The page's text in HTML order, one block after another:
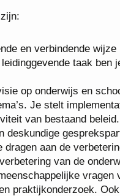
en verbindende
taak ben
op onderwijs en
Je stelt
van bestaand beleid.
deskundige
dragen aan de
van de
praktijkonderzoek.